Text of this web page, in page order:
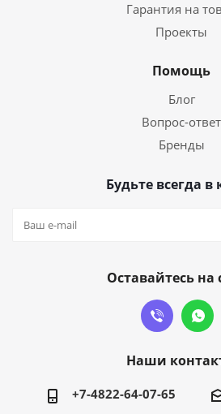
Гарантия на
Проекты
Помощь
Блог
Вопрос-ответ
Бренды
Будьте всегда в
Оставайтесь на
Наши
+7-4822-64-07-65